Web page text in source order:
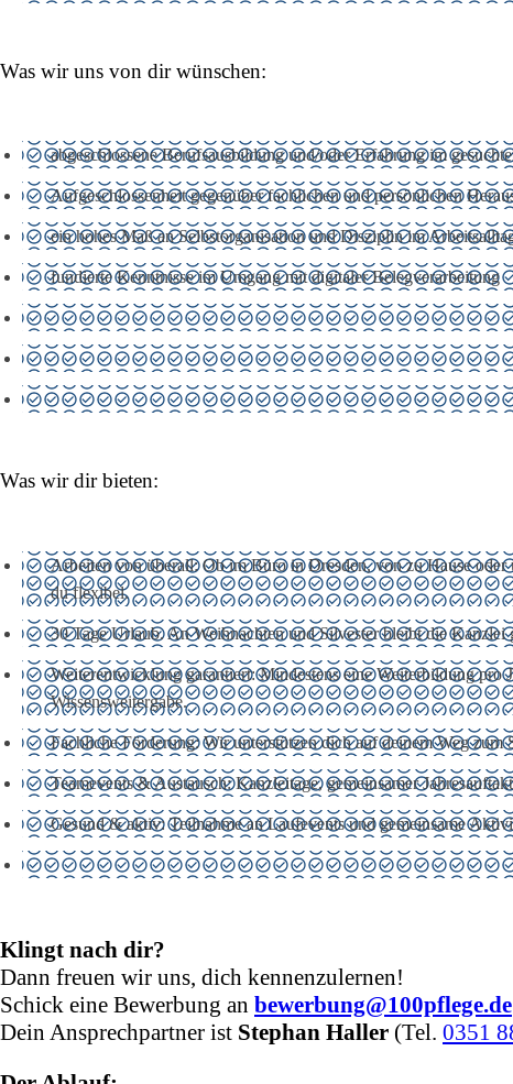
Was wir uns von dir wünschen:
abgeschlossene Berufsausbildung und/oder Erfahrung im
Aufgeschlossenheit gegenüber fachlichen und persönlichen
ein hohes Maß an Selbstorganisation und Disziplin im
fundierte Kenntnisse im Umgang mit digitaler Belegverarbeitung
Was wir dir bieten:
Arbeiten von überall: Ob im Büro in Dresden, von zu Hause
du flexibel.
30 Tage Urlaub. An Weihnachten und Silvester bleibt die Kanzlei
Weiterentwicklung garantiert: Mindestens eine Weiterbildung pro
Wissensweitergabe.
Fachliche Förderung: Wir unterstützen dich auf deinem Weg zum
Teamevents & Austausch: Kanzleitage, gemeinsamer
Gesund & aktiv: Teilnahme an Laufevents und gemeinsame
Klingt nach dir?
Dann freuen wir uns, dich kennenzulernen!
Schick eine Bewerbung an bewerbung@100pflege.de
Dein Ansprechpartner ist Stephan Haller (Tel. 0351